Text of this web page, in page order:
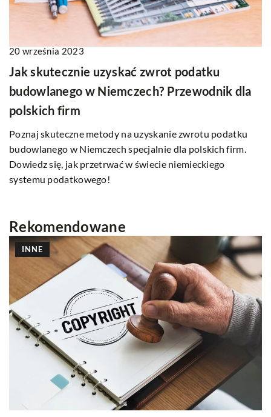
20 września 2023
Jak skutecznie uzyskać zwrot podatku
budowlanego w Niemczech? Przewodnik dla
polskich firm
Poznaj skuteczne metody na uzyskanie zwrotu podatku
budowlanego w Niemczech specjalnie dla polskich firm.
Dowiedz się, jak przetrwać w świecie niemieckiego
systemu podatkowego!
Rekomendowane
INNE